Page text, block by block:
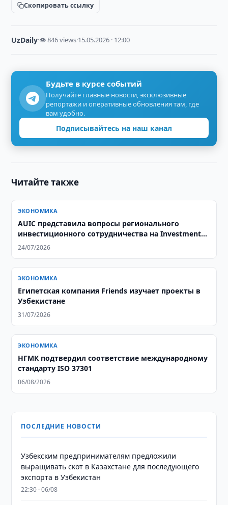
Скопировать ссылку
UzDaily·👁 846 views·15.05.2026 · 12:00
Будьте в курсе событий
Получайте главные новости, эксклюзивные
репортажи и оперативные обновления там, где
вам удобно.
Подписывайтесь на наш канал
Читайте также
ЭКОНОМИКА
AUIC представила вопросы регионального
инвестиционного сотрудничества на Investment
Outlook Forum 2026
24/07/2026
ЭКОНОМИКА
Египетская компания Friends изучает проекты в
Узбекистане
31/07/2026
ЭКОНОМИКА
НГМК подтвердил соответствие международному
стандарту ISO 37301
06/08/2026
ПОСЛЕДНИЕ НОВОСТИ
Узбекским предпринимателям предложили
выращивать скот в Казахстане для последующего
экспорта в Узбекистан
22:30 · 06/08